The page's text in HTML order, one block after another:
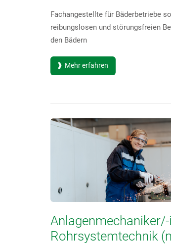
Fachangestellte für Bäderbetriebe
reibungslosen und störungsfreien
den Bädern
Mehr erfahren
Rohrsystemtechnik